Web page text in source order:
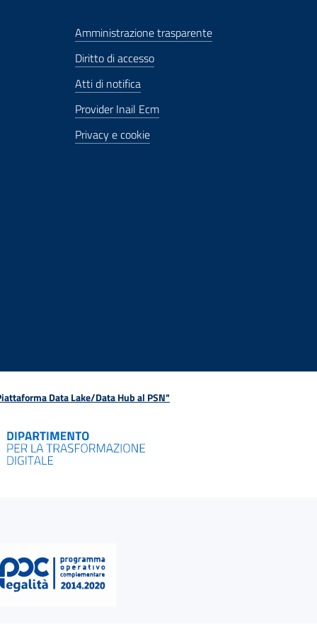
Amministrazione trasparente
Diritto di accesso
Atti di notifica
Provider Inail Ecm
Privacy e cookie
Data Lake/Data Hub al PSN"